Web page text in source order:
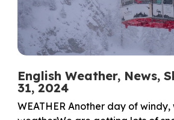
English Weather, News,
31, 2024
WEATHER Another day of